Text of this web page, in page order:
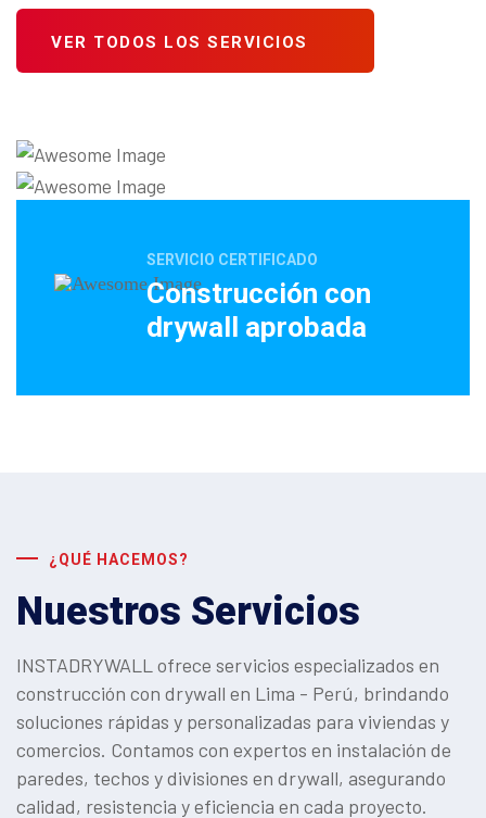
VER TODOS LOS SERVICIOS
SERVICIO CERTIFICADO
Construcción con
drywall aprobada
¿QUÉ HACEMOS?
Nuestros Servicios
INSTADRYWALL ofrece servicios especializados en
construcción con drywall en Lima - Perú, brindando
soluciones rápidas y personalizadas para viviendas y
comercios. Contamos con expertos en instalación de
paredes, techos y divisiones en drywall, asegurando
calidad, resistencia y eficiencia en cada proyecto.